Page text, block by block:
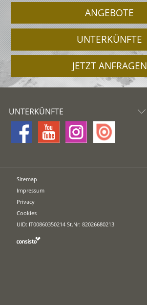
ANGEBOTE
UNTERKÜNFTE
JETZT ANFRAGEN
UNTERKÜNFTE
Sitemap
Impressum
Privacy
Cookies
UID: IT00860350214 St.Nr: 82026680213